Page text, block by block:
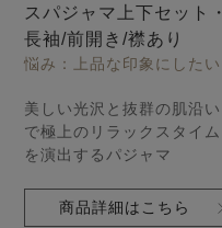
スパジャマ上下セット・
長袖/前開き/襟あり
悩み：上品な印象にしたい
美しい光沢と抜群の肌沿い
で極上のリラックスタイム
を演出するパジャマ
商品詳細はこちら